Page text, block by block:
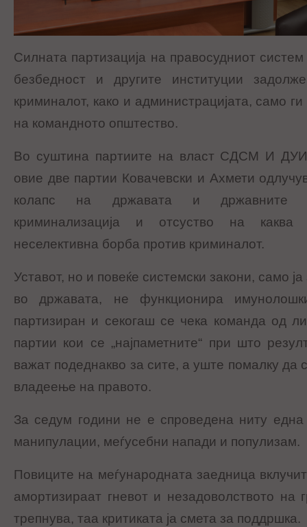
Силната партизација на правосудниот
безбедност и другите институции
криминалот, како и администрацијата, само
на командното општество.
Во суштина партиите на власт СДСМ И
овие две партии Ковачевски и Ахмети
колапс на државата и државните
криминализација и отсуство на
неселективна борба против криминалот.
Уставот, но и повеќе системски закони, само ја
во државата, не функционира
партизиран и секогаш се чека команда од
партии кои се „најпаметните“ при што
важат подеднакво за сите, а уште помалку да
владеење на правото.
За седум години не е спроведена ниту
манипулации, меѓусебни напади и популизам.
Повиците на меѓународната заедница
амортизираат гневот и незадоволството на
трепнува, таа критиката ја смета за поддршка.